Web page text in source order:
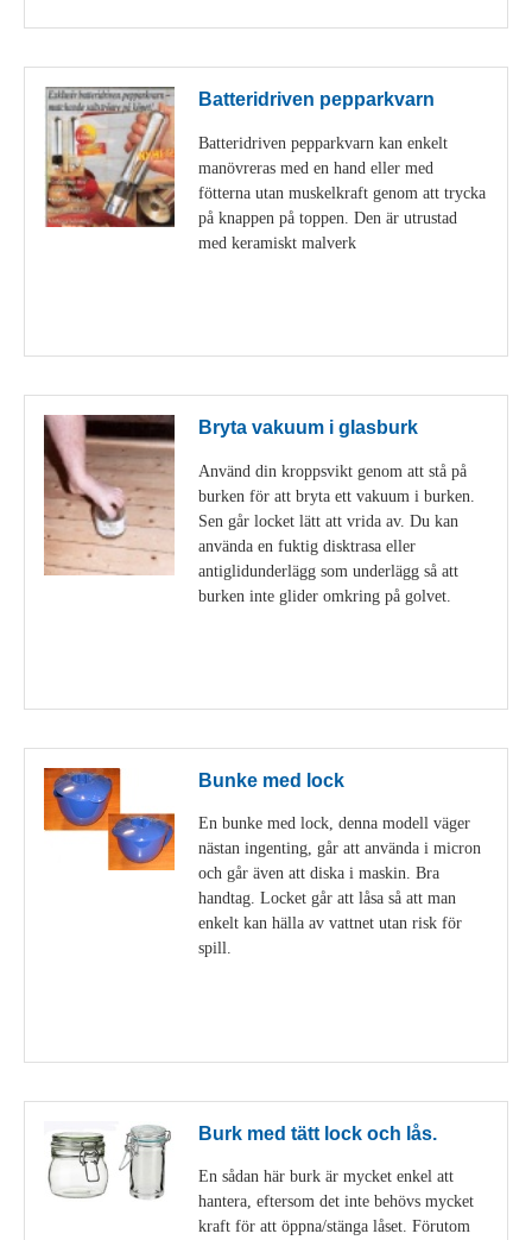
Batteridriven pepparkvarn
Batteridriven pepparkvarn kan enkelt
manövreras med en hand eller med
fötterna utan muskelkraft genom att trycka
på knappen på toppen. Den är utrustad
med keramiskt malverk
Bryta vakuum i glasburk
Använd din kroppsvikt genom att stå på
burken för att bryta ett vakuum i burken.
Sen går locket lätt att vrida av. Du kan
använda en fuktig disktrasa eller
antiglidunderlägg som underlägg så att
burken inte glider omkring på golvet.
Bunke med lock
En bunke med lock, denna modell väger
nästan ingenting, går att använda i micron
och går även att diska i maskin. Bra
handtag. Locket går att låsa så att man
enkelt kan hälla av vattnet utan risk för
spill.
Burk med tätt lock och lås.
En sådan här burk är mycket enkel att
hantera, eftersom det inte behövs mycket
kraft för att öppna/stänga låset. Förutom